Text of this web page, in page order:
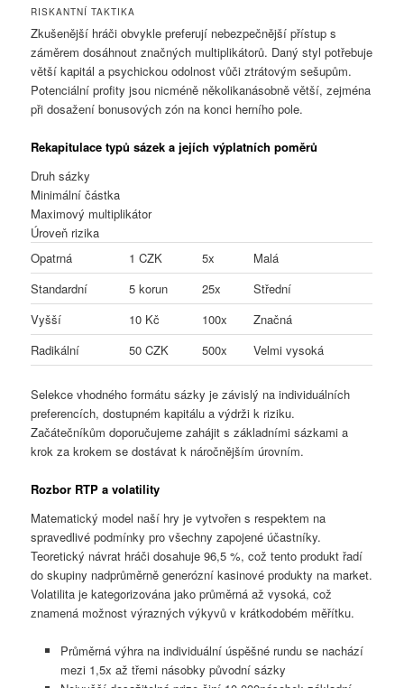
RISKANTNÍ TAKTIKA
Zkušenější hráči obvykle preferují nebezpečnější přístup s
záměrem dosáhnout značných multiplikátorů. Daný styl potřebuje
větší kapitál a psychickou odolnost vůči ztrátovým sešupům.
Potenciální profity jsou nicméně několikanásobně větší, zejména
při dosažení bonusových zón na konci herního pole.
Rekapitulace typů sázek a jejích výplatních poměrů
Druh sázky
Minimální částka
Maximový multiplikátor
Úroveň rizika
Opatrná
1 CZK 5x
Malá
Standardní
5 korun 25x
Střední
Vyšší
10 Kč 100x
Značná
Radikální
50 CZK 500x Velmi vysoká
Selekce vhodného formátu sázky je závislý na individuálních
preferencích, dostupném kapitálu a výdrži k riziku.
Začátečníkům doporučujeme zahájit s základními sázkami a
krok za krokem se dostávat k náročnějším úrovním.
Rozbor RTP a volatility
Matematický model naší hry je vytvořen s respektem na
spravedlivé podmínky pro všechny zapojené účastníky.
Teoretický návrat hráči dosahuje 96,5 %, což tento produkt řadí
do skupiny nadprůměrně generózní kasinové produkty na market.
Volatilita je kategorizována jako průměrná až vysoká, což
znamená možnost výrazných výkyvů v krátkodobém měřítku.
Průměrná výhra na individuální úspěšné rundu se nachází
mezi 1,5x až třemi násobky původní sázky